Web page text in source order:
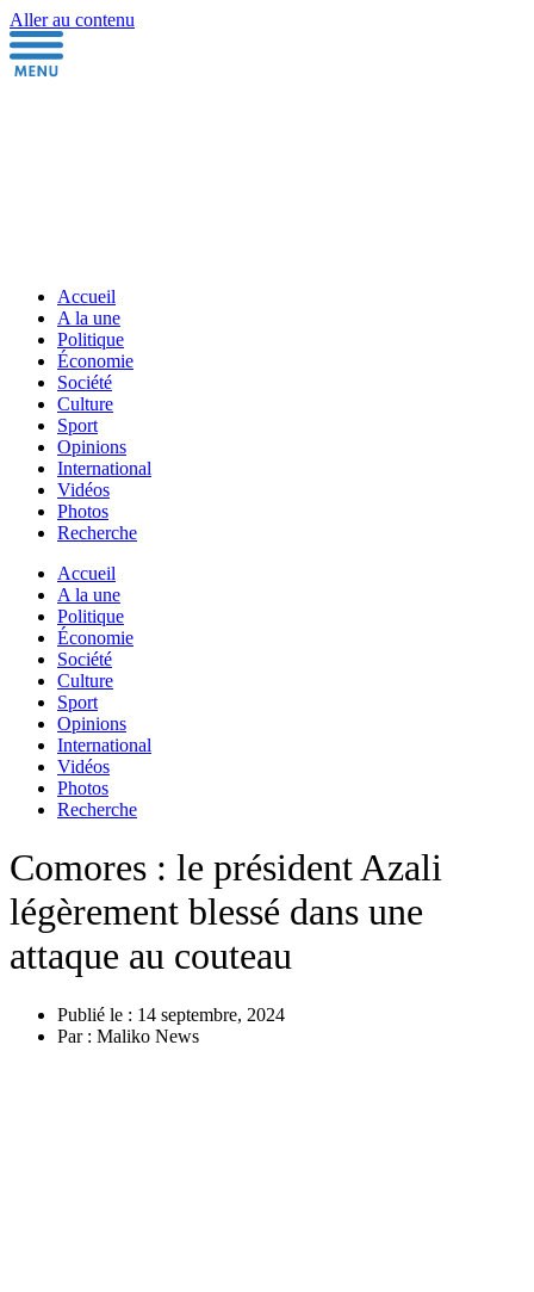
Aller au contenu
Accueil
A la une
Politique
Économie
Société
Culture
Sport
Opinions
International
Vidéos
Photos
Recherche
Accueil
A la une
Politique
Économie
Société
Culture
Sport
Opinions
International
Vidéos
Photos
Recherche
Comores : le président Azali
légèrement blessé dans une
attaque au couteau
Publié le : 14 septembre, 2024
Par : Maliko News